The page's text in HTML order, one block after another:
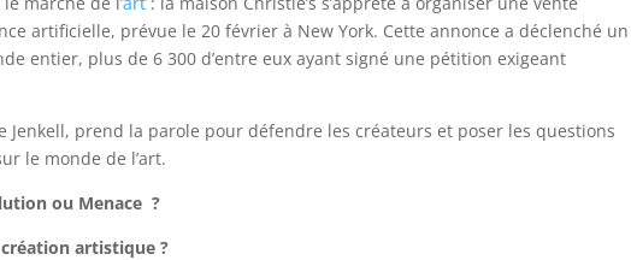
artificielle, prévue le 20 février à New York. Cette annonce a déclenché un
entier, plus de 6 300 d’entre eux ayant signé une pétition exigeant
Jenkell, prend la parole pour défendre les créateurs et poser les questions
le monde de l’art.
ou Menace ?
création artistique ?